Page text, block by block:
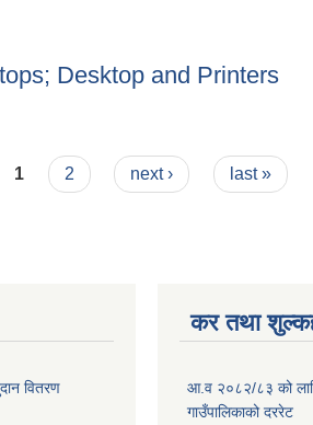
Desktop and Printers
1 2 next › last »
वितरण
कर तथा
आ.व २०८२/८३ को लागि
गाउँपालिकाको दररेट